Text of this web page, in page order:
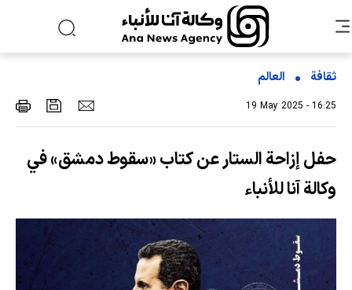
ثقافة العالم
19 May 2025 - 16:25
حفل إزاحة الستار عن كتاب «سقوط دمشق» في
وكالة آنا للأنباء